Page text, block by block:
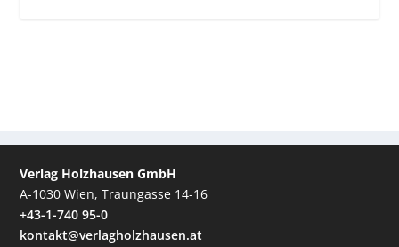
Verlag Holzhausen GmbH
A-1030 Wien, Traungasse 14-16
+43-1-740 95-0
kontakt@verlagholzhausen.at